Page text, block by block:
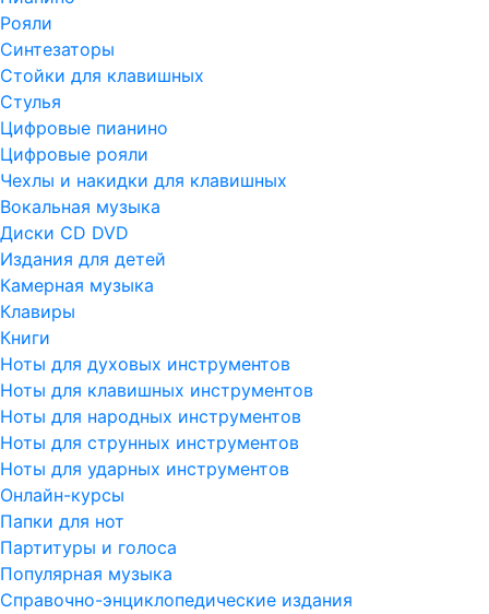
Рояли
Синтезаторы
Стойки для клавишных
Стулья
Цифровые пианино
Цифровые рояли
Чехлы и накидки для клавишных
Вокальная музыка
Диски CD DVD
Издания для детей
Камерная музыка
Клавиры
Книги
Ноты для духовых инструментов
Ноты для клавишных инструментов
Ноты для народных инструментов
Ноты для струнных инструментов
Ноты для ударных инструментов
Онлайн-курсы
Папки для нот
Партитуры и голоса
Популярная музыка
Справочно-энциклопедические издания